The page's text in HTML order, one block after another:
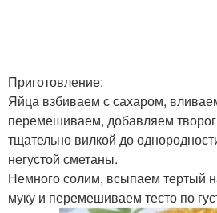
Приготовление:
Яйца взбиваем с сахаром,
перемешиваем, добавляем
тщательно вилкой до
негустой сметаны.
Немного солим, всыпаем тертый
муку и перемешиваем тесто по